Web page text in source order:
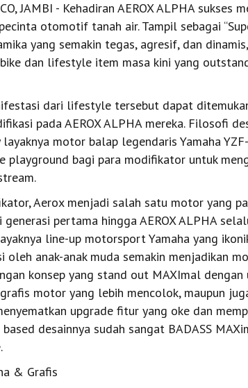
JAMBI - Kehadiran AEROX ALPHA
otomotif tanah air. Tampil sebagai
yang semakin tegas, agresif, dan
dan lifestyle item masa kini yang
dari lifestyle tersebut dapat
pada AEROX ALPHA mereka. Filosofi
motor balap legendaris Yamaha
playground bagi para modifikator untuk
Aerox menjadi salah satu motor yang
generasi pertama hingga AEROX ALPHA
line-up motorsport Yamaha yang
oleh anak-anak muda semakin menjadikan
konsep yang stand out MAXImal
motor yang lebih mencolok, maupun
upgrade fitur yang oke dan
desainnya sudah sangat BADASS
& Grafis